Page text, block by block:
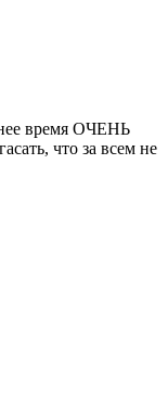
время ОЧЕНЬ
что за всем не